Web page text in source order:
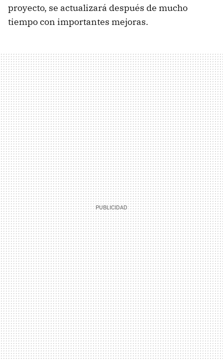
proyecto, se actualizará después de mucho
tiempo con importantes mejoras.